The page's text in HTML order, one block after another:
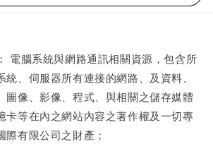
電腦系統與網路通訊相關資源，包含所
、伺服器所有連接的網路、及資料、
圖像、影像、程式、與相關之儲存媒體
卡等在內之網站內容之著作權及一切專
際有限公司之財產；